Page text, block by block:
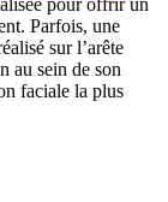
pour offrir un
Parfois, une
sur l’arête
au sein de son
faciale la plus